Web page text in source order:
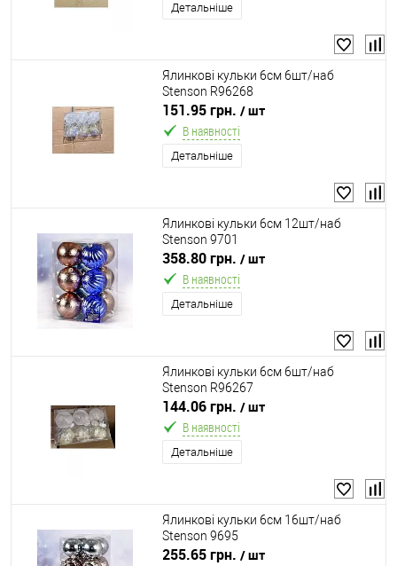
Детальніше
Ялинкові кульки 6см 6шт/наб
Stenson R96268
151.95 грн. / шт
В наявності
Детальніше
Ялинкові кульки 6см 12шт/наб
Stenson 9701
358.80 грн. / шт
В наявності
Детальніше
Ялинкові кульки 6см 6шт/наб
Stenson R96267
144.06 грн. / шт
В наявності
Детальніше
Ялинкові кульки 6см 16шт/наб
Stenson 9695
255.65 грн. / шт